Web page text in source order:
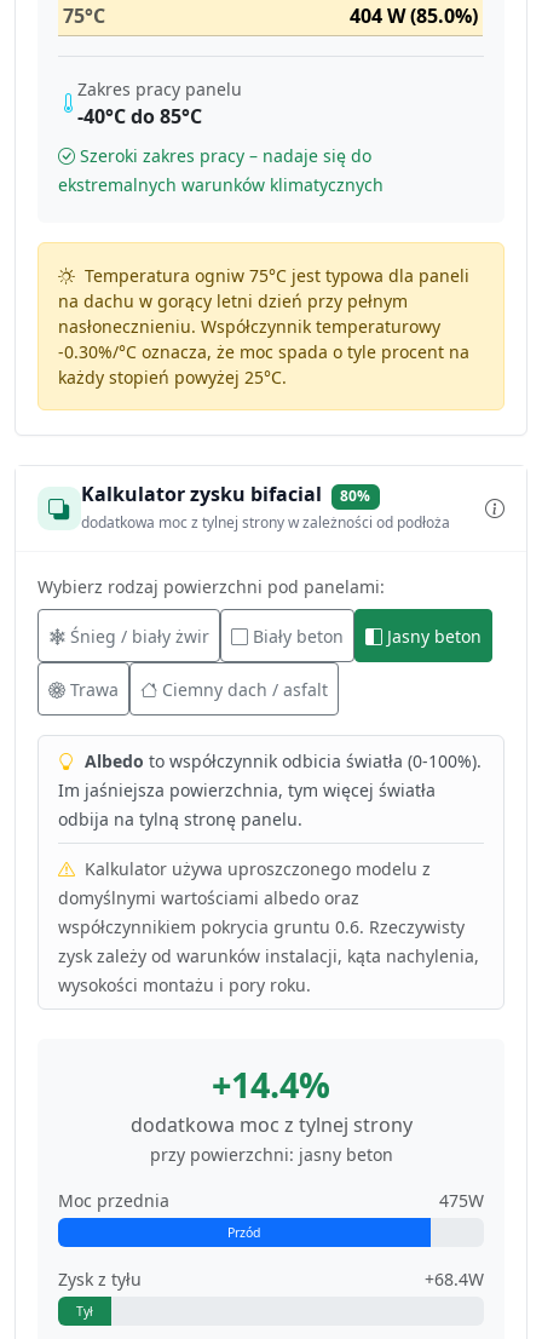
75°C
404 W (85.0%)
Zakres pracy panelu
-40°C do 85°C
Szeroki zakres pracy – nadaje się do
ekstremalnych warunków klimatycznych
Temperatura ogniw 75°C jest typowa dla paneli
na dachu w gorący letni dzień przy pełnym
nasłonecznieniu. Współczynnik temperaturowy
-0.30%/°Coznacza, że moc spada o tyle procent na
każdy stopień powyżej 25°C.
Kalkulator zysku bifacial
80%
dodatkowa moc z tylnej strony w zależności od podłoża
Wybierz rodzaj powierzchni pod panelami:
Śnieg / biały żwir Biały beton Jasny beton
Trawa Ciemny dach / asfalt
Albedo to współczynnik odbicia światła (0-100%).
Im jaśniejsza powierzchnia, tym więcej światła
odbija na tylną stronę panelu.
Kalkulator używa uproszczonego modelu z
domyślnymi wartościami albedo oraz
współczynnikiem pokrycia gruntu 0.6. Rzeczywisty
zysk zależy od warunków instalacji, kąta nachylenia,
wysokości montażu i pory roku.
+14.4%
dodatkowa moc z tylnej strony
przy powierzchni: jasny beton
Moc przednia
475W
Przód
Zysk z tyłu +68.4W
Tył